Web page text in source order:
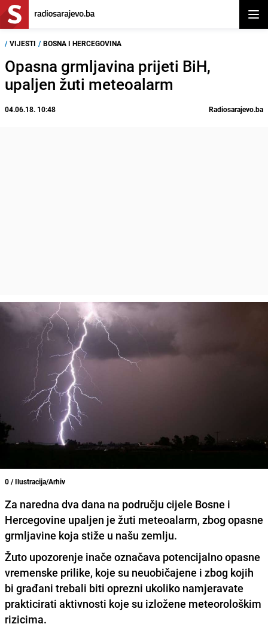
/ VIJESTI / BOSNA I HERCEGOVINA
Opasna grmljavina prijeti BiH,
upaljen žuti meteoalarm
04.06.18. 10:48 Radiosarajevo.ba
0 / Ilustracija/Arhiv
Za naredna dva dana na području cijele Bosne i
Hercegovine upaljen je žuti meteoalarm, zbog opasne
grmljavine koja stiže u našu zemlju.
Žuto upozorenje inače označava potencijalno opasne
vremenske prilike, koje su neuobičajene i zbog kojih
bi građani trebali biti oprezni ukoliko namjeravate
prakticirati aktivnosti koje su izložene meteorološkim
rizicima.